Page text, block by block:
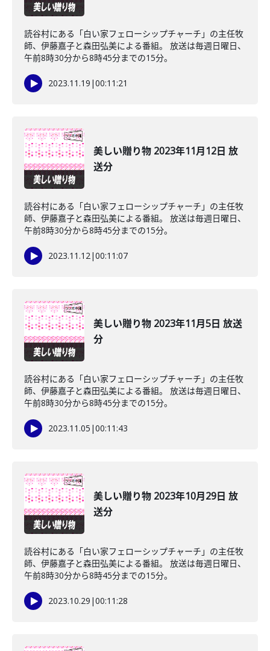
読谷村にある「白い家フェローシップチャーチ」の主任牧
師、伊藤嘉子と森田弘美による番組。 放送は毎週日曜日、
午前8時30分から8時45分までの15分。
2023.11.19 |00:11:21
美しい贈り物 2023年11月12日 放
送分
読谷村にある「白い家フェローシップチャーチ」の主任牧
師、伊藤嘉子と森田弘美による番組。 放送は毎週日曜日、
午前8時30分から8時45分までの15分。
2023.11.12|00:11:07
美しい贈り物 2023年11月5日 放送
分
読谷村にある「白い家フェローシップチャーチ」の主任牧
師、伊藤嘉子と森田弘美による番組。 放送は毎週日曜日、
午前8時30分から8時45分までの15分。
2023.11.05 |00:11:43
美しい贈り物 2023年10月29日 放
送分
読谷村にある「白い家フェローシップチャーチ」の主任牧
師、伊藤嘉子と森田弘美による番組。 放送は毎週日曜日、
午前8時30分から8時45分までの15分。
2023.10.29 |00:11:28